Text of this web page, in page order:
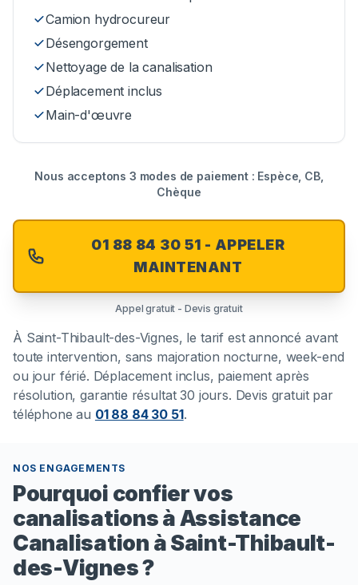
Camion hydrocureur
Désengorgement
Nettoyage de la canalisation
Déplacement inclus
Main-d'œuvre
Nous acceptons 3 modes de paiement : Espèce, CB,
Chèque
01 88 84 30 51 - APPELER
MAINTENANT
Appel gratuit - Devis gratuit
À Saint-Thibault-des-Vignes, le tarif est annoncé avant
toute intervention, sans majoration nocturne, week-end
ou jour férié. Déplacement inclus, paiement après
résolution, garantie résultat 30 jours. Devis gratuit par
téléphone au 01 88 84 30 51.
NOS ENGAGEMENTS
Pourquoi confier vos
canalisations à Assistance
Canalisation à Saint-Thibault-
des-Vignes ?